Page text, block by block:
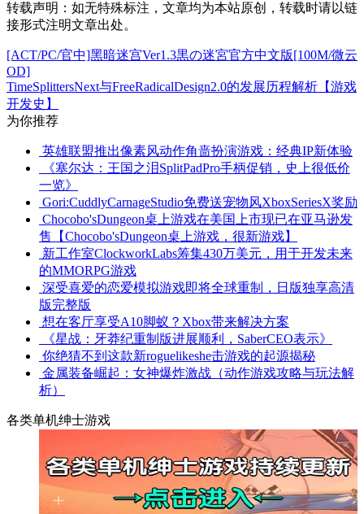
转载声明： 如无特殊标注，文章均为本站原创，转载时请以链
接形式注明文章出处。
[ACT/PC/官中]黑暗迷宫Ver1.3黒の迷宮官方中文版[100M/微云
OD]
TimeSplittersNext与FreeRadicalDesign2.0的发展历程解析【游戏
开发史】
为你推荐
英雄联盟推出像素风动作角啬扮演游戏：经典IP新体验
《塞尔达：王国之泪SplitPadPro手柄促销，史上很低价
一览》
Gori:CuddlyCarnageStudio免费送宠物风XboxSeriesX奖励
Chocobo'sDungeon桌上游戏在美国上市现已在亚马逊发
售【Chocobo'sDungeon桌上游戏，很新游戏】
新工作室ClockworkLabs筹集430万美元，用于开发未来
的MMORPG游戏
深受喜爱的恋爱模拟游戏即将全球重制，日版独享高清
版完整版
想在客厅享受A10脚蚁？Xbox带来解决方案
《星战：牙莽纪重制版进展顺利，SaberCEO表示》
你绝猜不到这款新roguelikeshe击游戏的起源揭秘
金属装备崛起：女神爆炸激战（动作游戏攻略与玩法解
析）
各类单机绅士游戏